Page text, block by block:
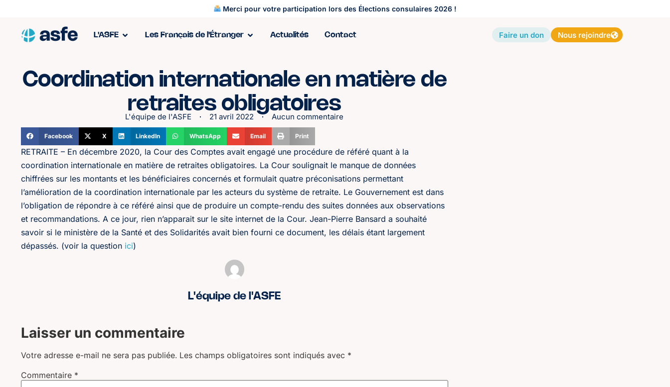
Merci pour votre participation lors des Élections consulaires 2026 !
L'ASFE Les Français de l'Étranger Actualités Contact Faire un don Nous rejoindre
Coordination internationale en matière de
retraites obligatoires
L'équipe de l'ASFE 21 avril 2022 Aucun commentaire
Facebook X LinkedIn WhatsApp Email Print
RETRAITE – En décembre 2020, la Cour des Comptes avait engagé une procédure de référé quant à la
coordination internationale en matière de retraites obligatoires. La Cour soulignait le manque de données
chiffrées sur les montants et les bénéficiaires concernés et formulait quatre préconisations permettant
l’amélioration de la coordination internationale par les acteurs du système de retraite. Le Gouvernement est dans
l’obligation de répondre à ce référé ainsi que de produire un compte-rendu des suites données aux observations
et recommandations. A ce jour, rien n’apparait sur le site internet de la Cour. Jean-Pierre Bansard a souhaité
savoir si le ministère de la Santé et des Solidarités avait bien fourni ce document, les délais étant largement
dépassés. (voir la question ici)
L'équipe de l'ASFE
Laisser un commentaire
Votre adresse e-mail ne sera pas publiée. Les champs obligatoires sont indiqués avec *
Commentaire *